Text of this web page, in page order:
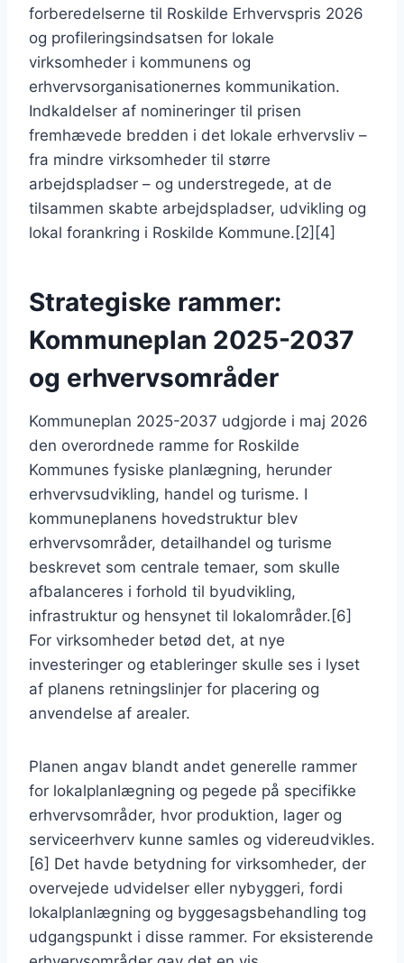
forberedelserne til Roskilde Erhvervspris 2026
og profileringsindsatsen for lokale
virksomheder i kommunens og
erhvervsorganisationernes kommunikation.
Indkaldelser af nomineringer til prisen
fremhævede bredden i det lokale erhvervsliv –
fra mindre virksomheder til større
arbejdspladser – og understregede, at de
tilsammen skabte arbejdspladser, udvikling og
lokal forankring i Roskilde Kommune.[2][4]
Strategiske rammer:
Kommuneplan 2025-2037
og erhvervsområder
Kommuneplan 2025-2037 udgjorde i maj 2026
den overordnede ramme for Roskilde
Kommunes fysiske planlægning, herunder
erhvervsudvikling, handel og turisme. I
kommuneplanens hovedstruktur blev
erhvervsområder, detailhandel og turisme
beskrevet som centrale temaer, som skulle
afbalanceres i forhold til byudvikling,
infrastruktur og hensynet til lokalområder.[6]
For virksomheder betød det, at nye
investeringer og etableringer skulle ses i lyset
af planens retningslinjer for placering og
anvendelse af arealer.
Planen angav blandt andet generelle rammer
for lokalplanlægning og pegede på specifikke
erhvervsområder, hvor produktion, lager og
serviceerhverv kunne samles og videreudvikles.
[6] Det havde betydning for virksomheder, der
overvejede udvidelser eller nybyggeri, fordi
lokalplanlægning og byggesagsbehandling tog
udgangspunkt i disse rammer. For eksisterende